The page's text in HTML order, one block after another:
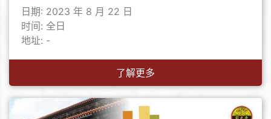
日期: 2023 年 8 月 22 日
时间: 全日
地址: -
了解更多